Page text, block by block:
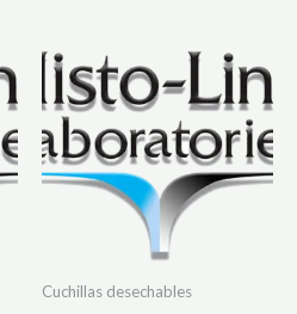
Cuchillas desechables